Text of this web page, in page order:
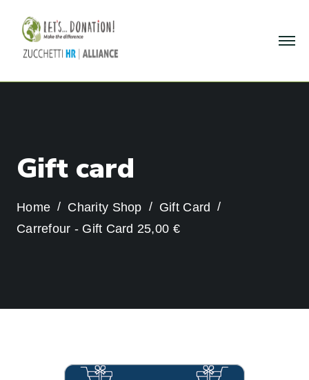
Gift card
Home Charity Shop
Gift Card
Carrefour - Gift Card 25,00 €